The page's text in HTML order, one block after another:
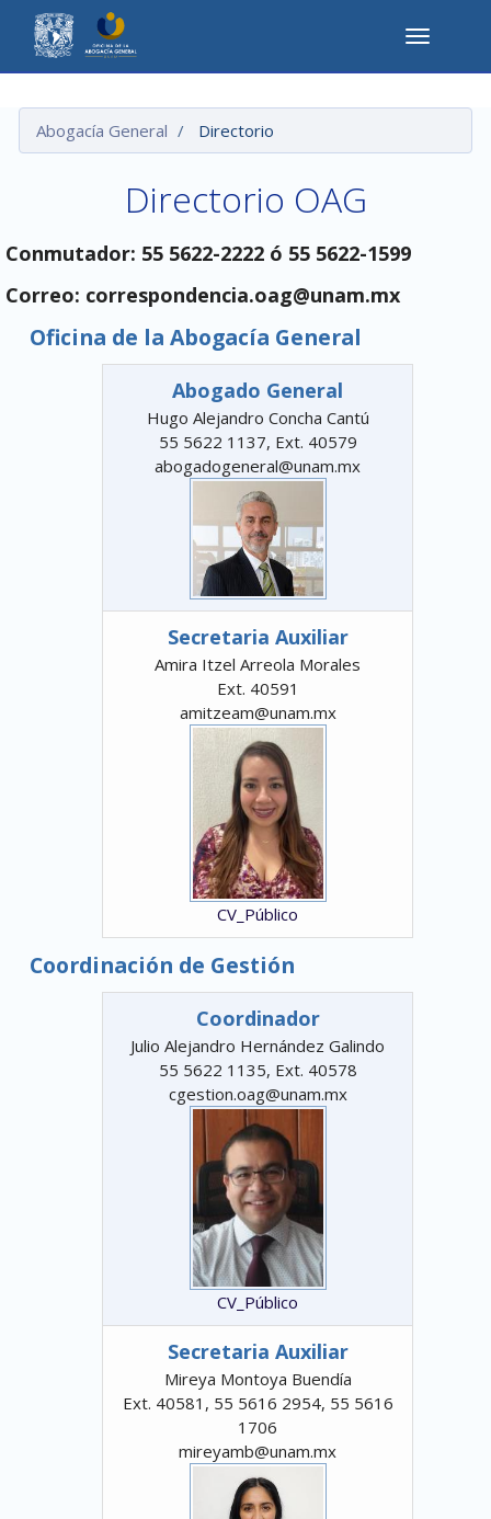
contenido
principal
T
g
Abogacía General Directorio
Directorio OAG
Conmutador: 55 5622-2222 ó 55 5622-1599
Correo: correspondencia.oag@unam.mx
Oficina de la Abogacía General
Abogado General
Hugo Alejandro Concha Cantú
55 5622 1137, Ext. 40579
abogadogeneral@unam.mx
Secretaria Auxiliar
Amira Itzel Arreola Morales
Ext. 40591
amitzeam@unam.mx
CV_Público
Coordinación de Gestión
Coordinador
Julio Alejandro Hernández Galindo
55 5622 1135, Ext. 40578
cgestion.oag@unam.mx
CV_Público
Secretaria Auxiliar
Mireya Montoya Buendía
Ext. 40581, 55 5616 2954, 55 5616
1706
mireyamb@unam.mx